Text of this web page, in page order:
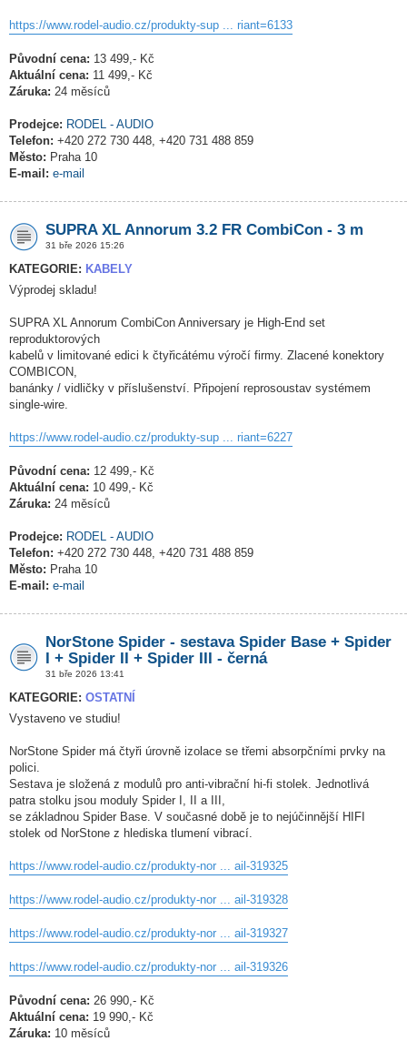
https://www.rodel-audio.cz/produkty-sup ... riant=6133
Původní cena: 13 499,- Kč
Aktuální cena: 11 499,- Kč
Záruka: 24 měsíců
Prodejce: RODEL - AUDIO
Telefon: +420 272 730 448, +420 731 488 859
Město: Praha 10
E-mail: e-mail
SUPRA XL Annorum 3.2 FR CombiCon - 3 m
31 bře 2026 15:26
KATEGORIE: KABELY
Výprodej skladu!
SUPRA XL Annorum CombiCon Anniversary je High-End set
reproduktorových
kabelů v limitované edici k čtyřicátému výročí firmy. Zlacené konektory
COMBICON,
banánky / vidličky v příslušenství. Připojení reprosoustav systémem
single-wire.
https://www.rodel-audio.cz/produkty-sup ... riant=6227
Původní cena: 12 499,- Kč
Aktuální cena: 10 499,- Kč
Záruka: 24 měsíců
Prodejce: RODEL - AUDIO
Telefon: +420 272 730 448, +420 731 488 859
Město: Praha 10
E-mail: e-mail
NorStone Spider - sestava Spider Base + Spider
I + Spider II + Spider III - černá
31 bře 2026 13:41
KATEGORIE: OSTATNÍ
Vystaveno ve studiu!
NorStone Spider má čtyři úrovně izolace se třemi absorpčními prvky na
polici.
Sestava je složená z modulů pro anti-vibrační hi-fi stolek. Jednotlivá
patra stolku jsou moduly Spider I, II a III,
se základnou Spider Base. V současné době je to nejúčinnější HIFI
stolek od NorStone z hlediska tlumení vibrací.
https://www.rodel-audio.cz/produkty-nor ... ail-319325
https://www.rodel-audio.cz/produkty-nor ... ail-319328
https://www.rodel-audio.cz/produkty-nor ... ail-319327
https://www.rodel-audio.cz/produkty-nor ... ail-319326
Původní cena: 26 990,- Kč
Aktuální cena: 19 990,- Kč
Záruka: 10 měsíců